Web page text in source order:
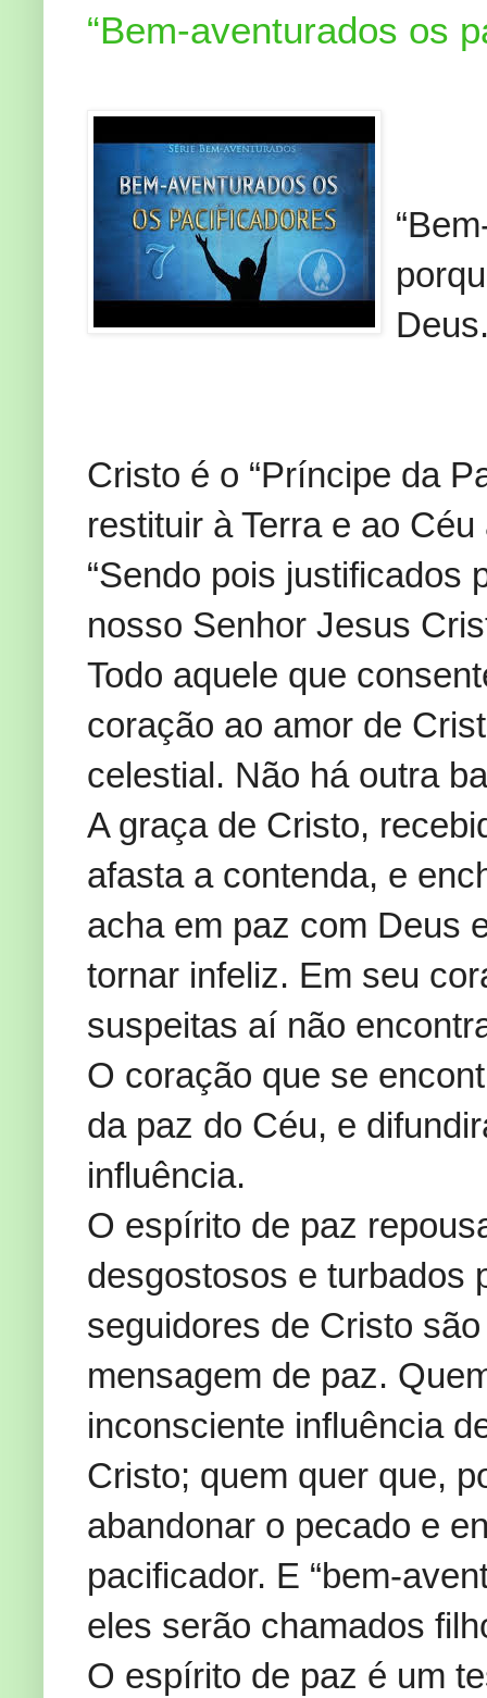
“Bem-aventurados os
Cristo é o “Príncipe da
restituir à Terra e ao
“Sendo pois justificados
nosso Senhor Jesus
Todo aquele que
coração ao amor de
celestial. Não há outra
A graça de Cristo,
afasta a contenda, e
acha em paz com Deus
tornar infeliz. Em seu
suspeitas aí não
O coração que se
da paz do Céu, e
influência.
O espírito de paz
desgostosos e turbados
seguidores de Cristo
mensagem de paz.
inconsciente influência
Cristo; quem quer que,
abandonar o pecado e
pacificador. E “bem-
eles serão chamados
O espírito de paz é um